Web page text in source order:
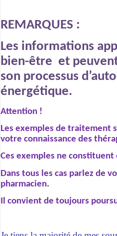
REMARQUES :
Les informations
bien-être et
son processus
énergétique.
Attention !
Les exemples de traitement
votre connaissance des
Ces exemples ne
Dans tous les cas parlez de
pharmacien.
Il convient de toujours